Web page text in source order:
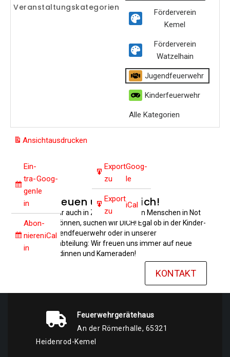
Veranstaltungskategorien
Förderverein
Kemel
Förderverein
Watzelhain
Jugendfeuerwehr
Kinderfeuerwehr
Alle Kategorien
Ein­
tra­
gen
in
Goog­
le
Abon­
nie­ren
in
iCal
Ansichtausdrucken
Export
zu
Goog­
le
Export
zu
iCal
Wir freuen uns auf Dich!
Damit wir auch in Zukunft anderen Menschen in Not
helfen können, suchen wir DICH! Egal ob in der Kinder-
und Jugendfeuerwehr oder in unserer
Einsatzabteilung: Wir freuen uns immer auf neue
Kameradinnen und Kameraden!
KONTAKT
Feuerwehrgerätehaus
An der Römerhalle, 65321
Heidenrod-Kemel